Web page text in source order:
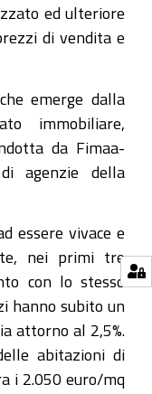
ed ulteriore
di vendita e
emerge dalla
immobiliare,
da Fimaa-
agenzie della
essere vivace e
nei primi tre
con lo stesso
hanno subito un
attorno al 2,5%.
abitazioni di
i 2.050 euro/mq